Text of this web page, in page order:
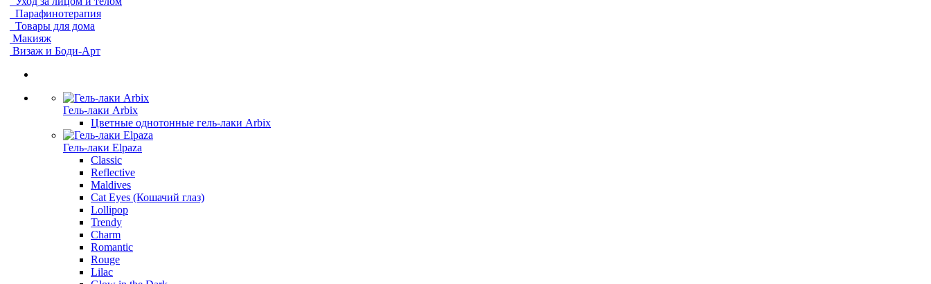
Парафинотерапия
Товары для дома
Макияж
Визаж и Боди-Арт
Гель-лаки Arbix
Цветные однотонные гель-лаки Arbix
Гель-лаки Elpaza
Classic
Reflective
Maldives
Cat Eyes (Кошачий глаз)
Lollipop
Trendy
Charm
Romantic
Rouge
Lilac